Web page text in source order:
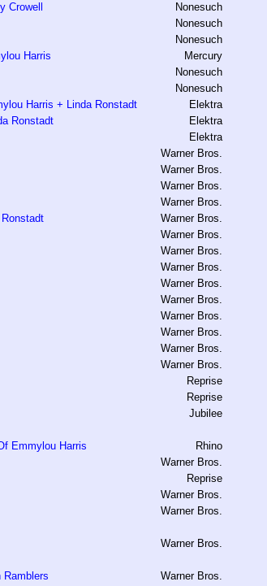
Crowell
Nonesuch
Nonesuch
Nonesuch
Harris
Mercury
Nonesuch
Nonesuch
Harris + Linda Ronstadt
Elektra
Ronstadt
Elektra
Elektra
Warner Bros.
Warner Bros.
Warner Bros.
Warner Bros.
Warner Bros.
Warner Bros.
Warner Bros.
Warner Bros.
Warner Bros.
Warner Bros.
Warner Bros.
Warner Bros.
Warner Bros.
Warner Bros.
Reprise
Reprise
Jubilee
Emmylou Harris
Rhino
Warner Bros.
Reprise
Warner Bros.
Warner Bros.
Warner Bros.
Warner Bros.